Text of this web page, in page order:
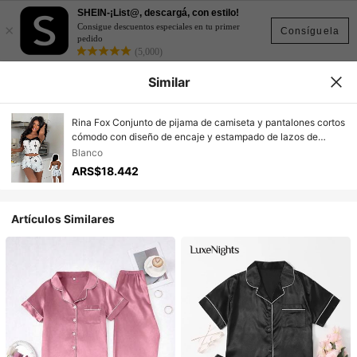
Consíguela
×
SHEIN-¡List@, descargá, con estilo!
Consigue descuentos especiales en tu primer
pedido
(5,000)
Similar
Rina Fox Conjunto de pijama de camiseta y pantalones cortos
cómodo con diseño de encaje y estampado de lazos de
dibujos animados para mujer
Blanco
ARS$18.442
Artículos Similares